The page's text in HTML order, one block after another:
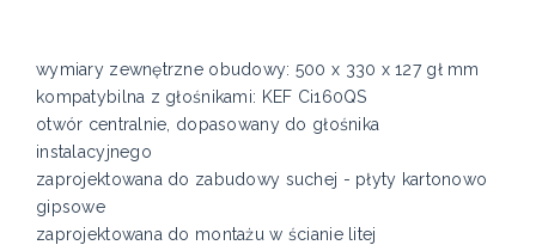
wymiary zewnętrzne obudowy: 500 x 330 x 127 gł mm
kompatybilna z głośnikami: KEF Ci160QS
otwór centralnie, dopasowany do głośnika
instalacyjnego
zaprojektowana do zabudowy suchej - płyty kartonowo
gipsowe
zaprojektowana do montażu w ścianie litej